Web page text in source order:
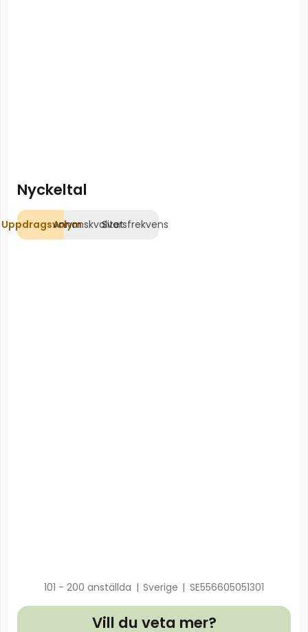
Nyckeltal
UppdragsvolymAnnonskvalitetSvarsfrekvens
101 - 200 anställda | Sverige | SE556605051301
Vill du veta mer?